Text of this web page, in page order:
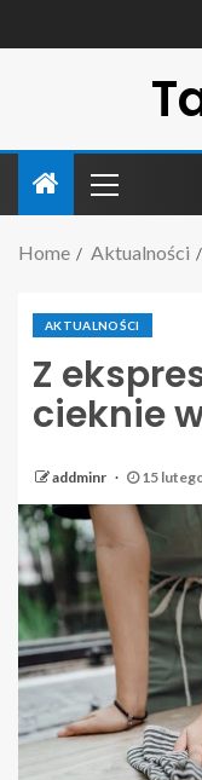
Home Aktualności
AKTUALNOŚCI
Z
cieknie
addminr 15